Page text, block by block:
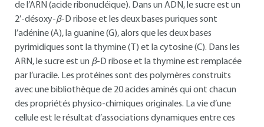
de l’ARN (acide ribonucléique). Dans un ADN, le sucre est un
2’-désoxy-β-D ribose et les deux bases puriques sont
l’adénine (A), la guanine (G), alors que les deux bases
pyrimidiques sont la thymine (T) et la cytosine (C). Dans les
ARN, le sucre est un β-D ribose et la thymine est remplacée
par l’uracile. Les protéines sont des polymères construits
avec une bibliothèque de 20 acides aminés qui ont chacun
des propriétés physico-chimiques originales. La vie d’une
cellule est le résultat d’associations dynamiques entre ces